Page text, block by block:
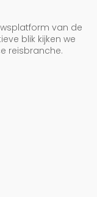
van de
blik kijken we
reisbranche.